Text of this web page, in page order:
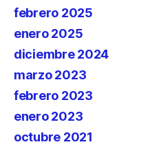
febrero 2025
enero 2025
diciembre 2024
marzo 2023
febrero 2023
enero 2023
octubre 2021